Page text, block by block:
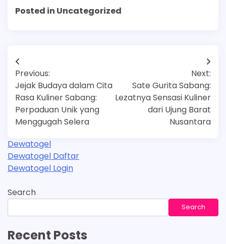
Posted in Uncategorized
Post
navigation
Previous:
Jejak Budaya dalam Cita
Rasa Kuliner Sabang:
Perpaduan Unik yang
Menggugah Selera
Next:
Sate Gurita Sabang:
Lezatnya Sensasi Kuliner
dari Ujung Barat
Nusantara
Dewatogel
Dewatogel Daftar
Dewatogel Login
Search
Search
Recent Posts